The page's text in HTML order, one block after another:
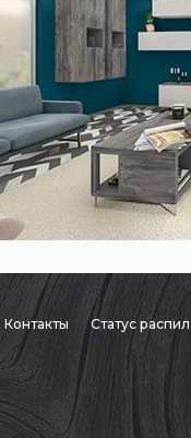
Контакты Статус